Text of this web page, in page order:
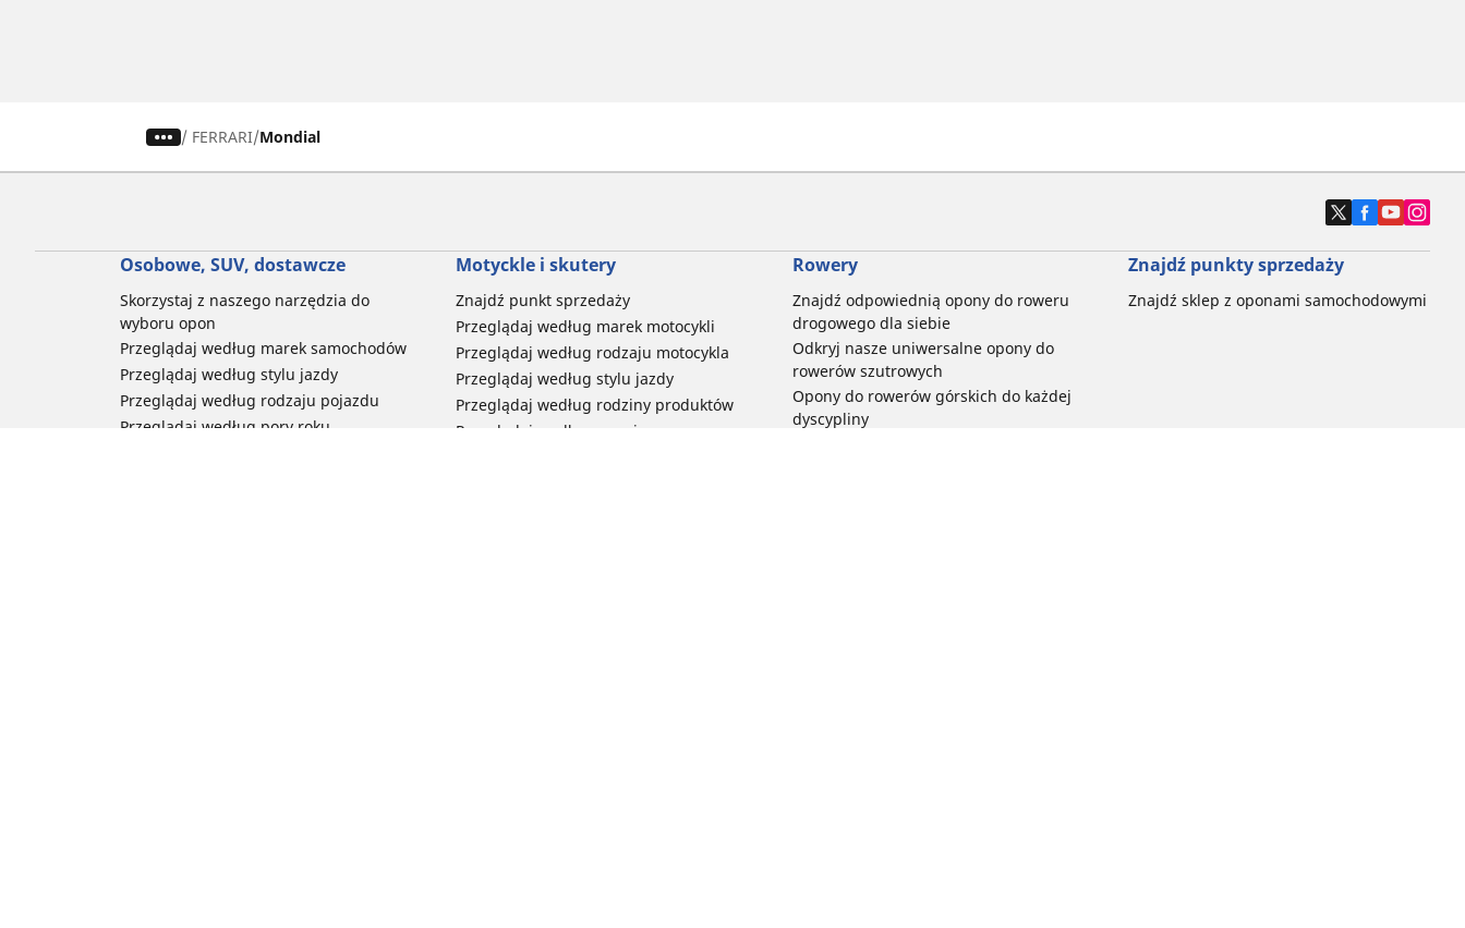
/ FERRARI Mondial
Osobowe, SUV, dostawcze
Skorzystaj z naszego narzędzia do
wyboru opon
Przeglądaj według marek samochodów
Przeglądaj według stylu jazdy
Przeglądaj według rodzaju pojazdu
Przeglądaj według pory roku
Motyckle i skutery
Znajdź punkt sprzedaży
Przeglądaj według marek motocykli
Przeglądaj według rodzaju motocykla
Przeglądaj według stylu jazdy
Przeglądaj według rodziny produktów
Przeglądaj według rozmiaru opon
Rowery
Znajdź odpowiednią opony do roweru
drogowego dla siebie
Odkryj nasze uniwersalne opony do
rowerów szutrowych
Opony do rowerów górskich do każdej
dyscypliny
Znajdź punkty sprzedaży
Znajdź sklep z oponami samochodowymi